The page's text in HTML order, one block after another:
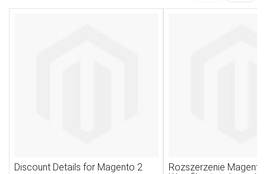
Discount Details for Magento 2
Rozszerzenie Magento